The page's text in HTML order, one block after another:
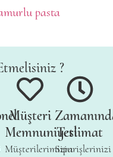
pasta
?
Müşteri
Memnuniyeti
Müşterilerimizin
Teslimat
Siparişlerinizi